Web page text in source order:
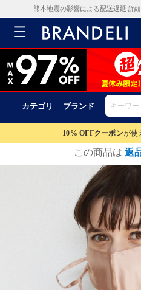
熊本地震の影響による配送遅延 詳細
カテゴリ ブランド
10% OFFクーポンが使
この商品は 返